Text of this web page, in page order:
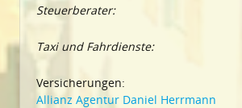
Steuerberater:
Taxi und Fahrdienste:
Versicherungen:
Allianz Agentur Daniel Herrmann